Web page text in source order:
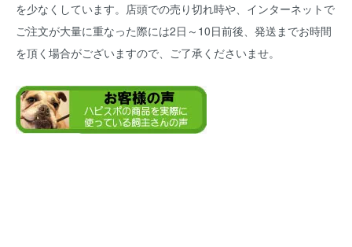
を少なくしています。店頭での売り切れ時や、インターネットで
ご注文が大量に重なった際には2日～10日前後、発送までお時間
を頂く場合がございますので、ご了承くださいませ。